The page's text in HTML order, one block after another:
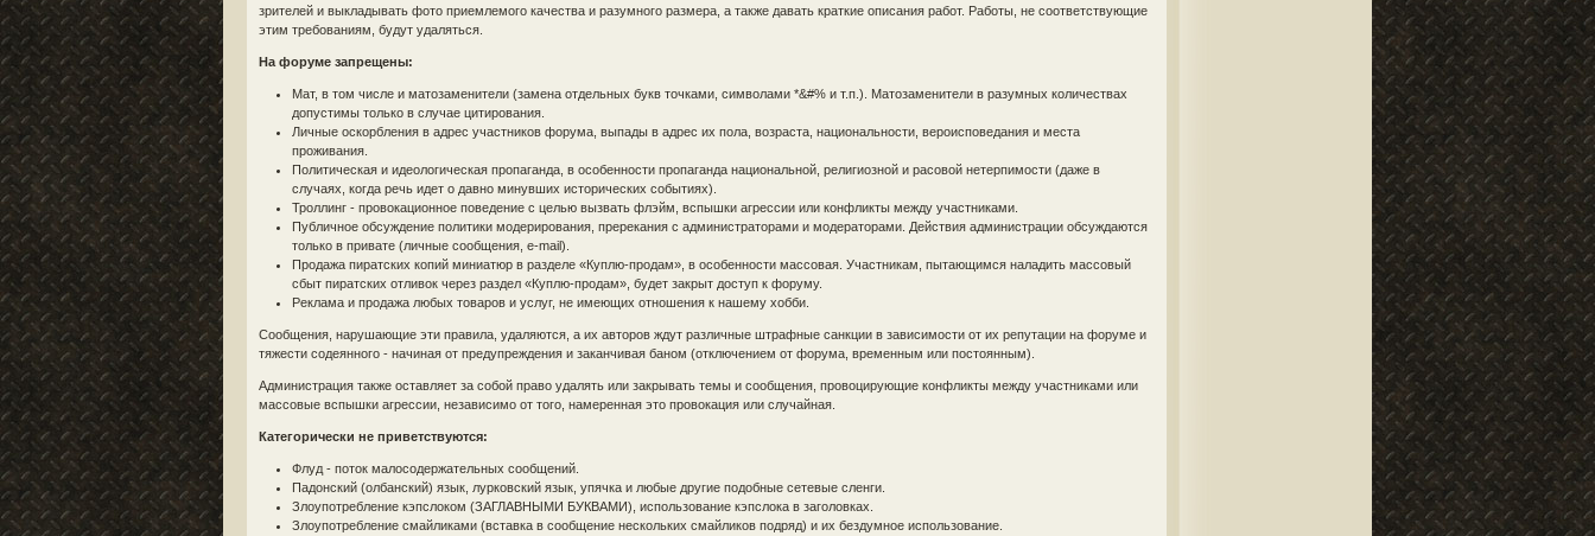
зрителей и выкладывать фото приемлемого качества и разумного размера, а также давать краткие описания работ. Работы, не соответствующие
этим требованиям, будут удаляться.
На форуме запрещены:
Мат, в том числе и матозаменители (замена отдельных букв точками, символами *&#% и т.п.). Матозаменители в разумных количествах
допустимы только в случае цитирования.
Личные оскорбления в адрес участников форума, выпады в адрес их пола, возраста, национальности, вероисповедания и места
проживания.
Политическая и идеологическая пропаганда, в особенности пропаганда национальной, религиозной и расовой нетерпимости (даже в
случаях, когда речь идет о давно минувших исторических событиях).
Троллинг - провокационное поведение с целью вызвать флэйм, вспышки агрессии или конфликты между участниками.
Публичное обсуждение политики модерирования, пререкания с администраторами и модераторами. Действия администрации обсуждаются
только в привате (личные сообщения, e-mail).
Продажа пиратских копий миниатюр в разделе «Куплю-продам», в особенности массовая. Участникам, пытающимся наладить массовый
сбыт пиратских отливок через раздел «Куплю-продам», будет закрыт доступ к форуму.
Реклама и продажа любых товаров и услуг, не имеющих отношения к нашему хобби.
Сообщения, нарушающие эти правила, удаляются, а их авторов ждут различные штрафные санкции в зависимости от их репутации на форуме и
тяжести содеянного - начиная от предупреждения и заканчивая баном (отключением от форума, временным или постоянным).
Администрация также оставляет за собой право удалять или закрывать темы и сообщения, провоцирующие конфликты между участниками или
массовые вспышки агрессии, независимо от того, намеренная это провокация или случайная.
Категорически не приветствуются:
Флуд - поток малосодержательных сообщений.
Падонский (олбанский) язык, лурковский язык, упячка и любые другие подобные сетевые сленги.
Злоупотребление кэпслоком (ЗАГЛАВНЫМИ БУКВАМИ), использование кэпслока в заголовках.
Злоупотребление смайликами (вставка в сообщение нескольких смайликов подряд) и их бездумное использование.